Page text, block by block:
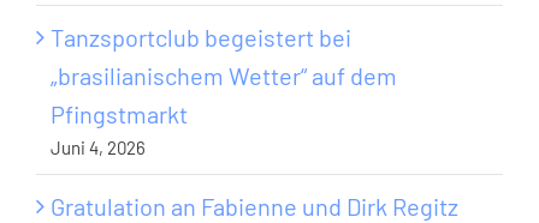
Tanzsportclub begeistert bei
„brasilianischem Wetter“ auf dem
Pfingstmarkt
Juni 4, 2026
Gratulation an Fabienne und Dirk Regitz